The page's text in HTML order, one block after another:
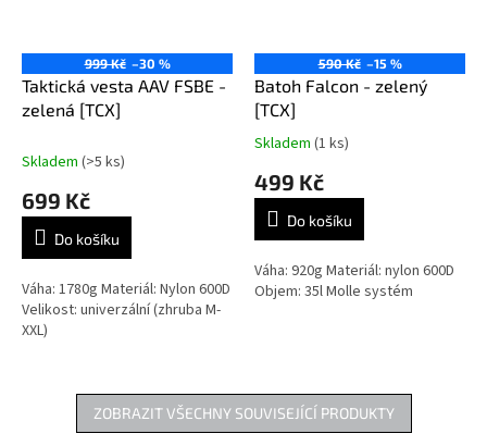
999 Kč –30 %
Taktická vesta AAV FSBE -
zelená [TCX]
Skladem (>5 ks)
699 Kč
Do košíku
Váha: 1780g Materiál: Nylon 600D
Velikost: univerzální (zhruba M-
XXL)
590 Kč –15 %
Batoh Falcon - zelený
[TCX]
Průměrné
produktu
5,0
5
hvězdiček.
Skladem (1 ks)
499 Kč
Do košíku
Váha: 920g Materiál: nylon 600D
Objem: 35l Molle systém
ZOBRAZIT VŠECHNY SOUVISEJÍCÍ PRODUKTY